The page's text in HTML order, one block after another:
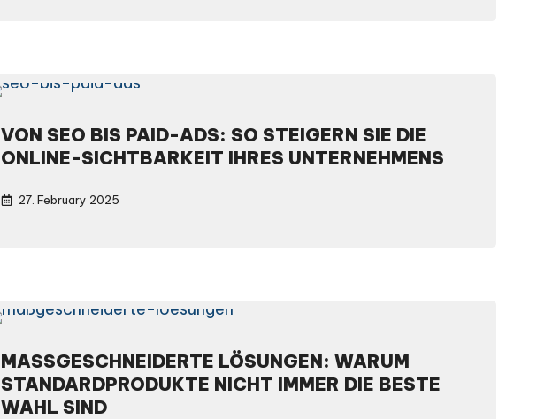
VON SEO BIS PAID-ADS: SO STEIGERN SIE DIE
ONLINE-SICHTBARKEIT IHRES UNTERNEHMENS
27. February 2025
MASSGESCHNEIDERTE LÖSUNGEN: WARUM S
TANDARDPRODUKTE NICHT IMMER DIE BESTE W
AHL SIND